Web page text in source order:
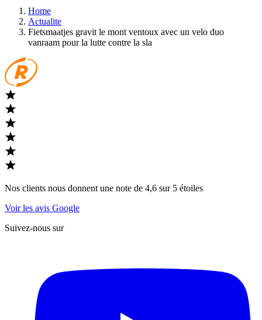
Home
Actualite
Fietsmaatjes gravit le mont ventoux avec un velo duo
vanraam pour la lutte contre la sla
Nos clients nous donnent une note de 4,6 sur 5 étoiles
Voir les avis Google
Suivez-nous sur